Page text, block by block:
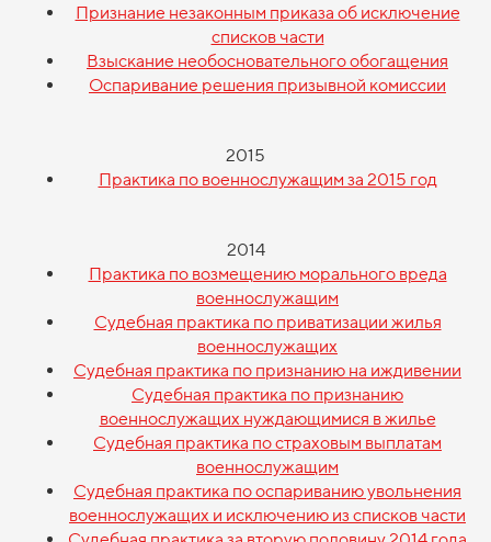
Признание незаконным приказа об исключение
списков части
Взыскание необосновательного обогащения
Оспаривание решения призывной комиссии
2015
Практика по военнослужащим за 2015 год
2014
Практика по возмещению морального вреда
военнослужащим
Судебная практика по приватизации жилья
военнослужащих
Судебная практика по признанию на иждивении
Судебная практика по признанию
военнослужащих нуждающимися в жилье
Судебная практика по страховым выплатам
военнослужащим
Судебная практика по оспариванию увольнения
военнослужащих и исключению из списков части